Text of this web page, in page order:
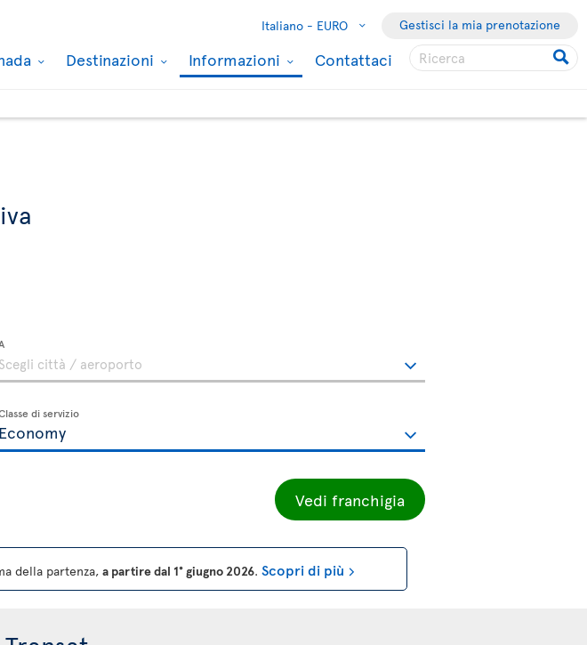
Italiano - EURO Gestisci la mia prenotazione
Destinazioni Informazioni Contattaci
di servizio
Vedi franchigia
della partenza, a partire dal 1° giugno 2026. Scopri di più